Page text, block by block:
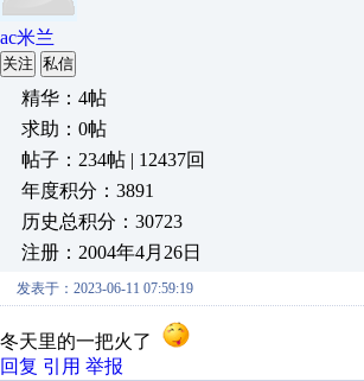
ac米兰
关注 私信
精华：4帖
求助：0帖
帖子：234帖 | 12437回
年度积分：3891
历史总积分：30723
注册：2004年4月26日
发表于：2023-06-11 07:59:19
冬天里的一把火了
回复 引用 举报